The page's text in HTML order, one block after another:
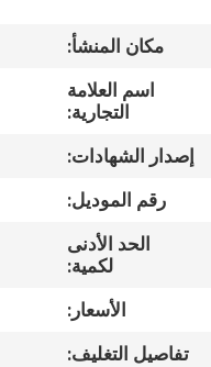
معلومات
جولة
المعمل
مراقبة
الجودة
مكان المنشأ:
اسم العلامة
التجارية:
إصدار الشهادات:
رقم الموديل:
الحد الأدنى
لكمية:
الأسعار:
تفاصيل التغليف: